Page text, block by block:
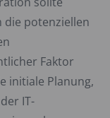
die potenziellen
Faktor
initiale Planung,
IT-